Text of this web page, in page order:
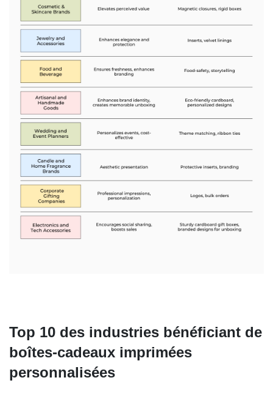
Top 10 des industries bénéficiant de
boîtes-cadeaux imprimées
personnalisées